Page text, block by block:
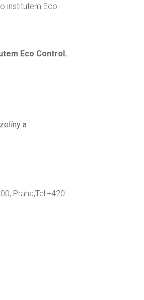
institutem Eco
Eco Control.
a
Praha,Tel:+420